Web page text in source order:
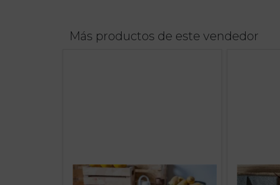
Más productos de este vendedor